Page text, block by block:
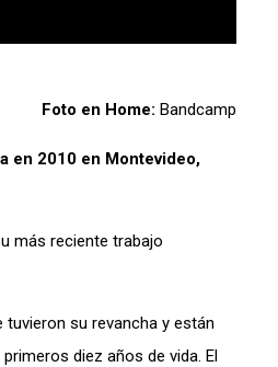
Foto en Home: Bandcamp
en 2010 en Montevideo,
más reciente trabajo
su revancha y están
diez años de vida. El